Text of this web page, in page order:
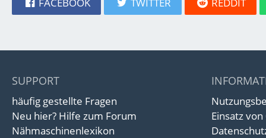
SUPPORT
häufig gestellte Fragen
Neu hier? Hilfe zum Forum
Nähmaschinenlexikon
Einsatz